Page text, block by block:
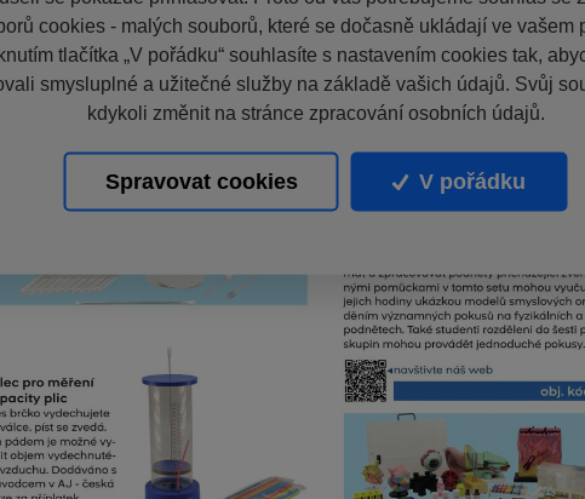
cookies - malých souborů, které se dočasně ukládají ve vašem
tlačítka „V pořádku“ souhlasíte s nastavením cookies tak,
smysluplné a užitečné služby na základě vašich údajů. Svůj
kdykoli změnit na stránce zpracování osobních údajů.
Spravovat cookies V pořádku